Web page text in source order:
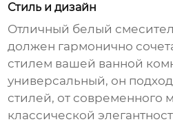
Стиль и дизайн
Отличный белый
должен гармонично
стилем вашей ванной
универсальный, он
стилей, от современного
классической